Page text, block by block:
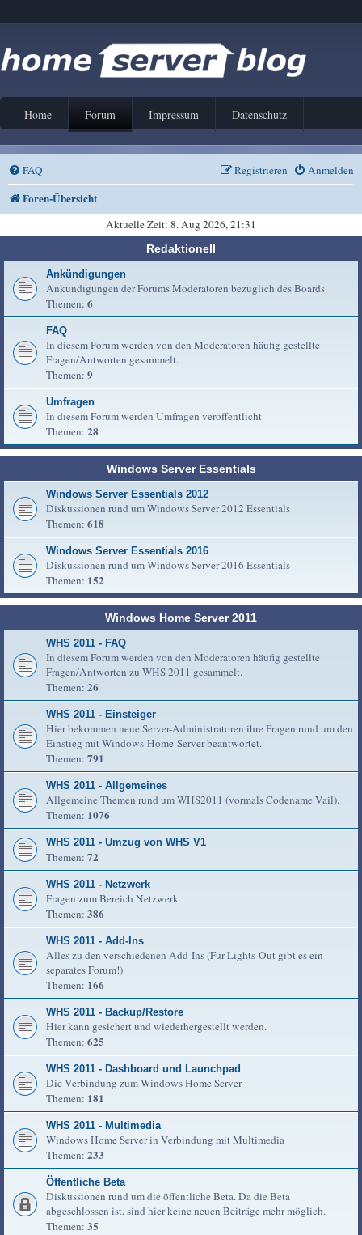
Home Forum Impressum Datenschutz
FAQ Anmelden
Registrieren
Foren-Übersicht
Aktuelle Zeit: 8. Aug 2026, 21:31
Redaktionell
Ankündigungen
Ankündigungen der Forums Moderatoren bezüglich des Boards
Themen: 6
FAQ
In diesem Forum werden von den Moderatoren häufig gestellte
Fragen/Antworten gesammelt.
Themen: 9
Umfragen
In diesem Forum werden Umfragen veröffentlicht
Themen: 28
Windows Server Essentials
Windows Server Essentials 2012
Diskussionen rund um Windows Server 2012 Essentials
Themen: 618
Windows Server Essentials 2016
Diskussionen rund um Windows Server 2016 Essentials
Themen: 152
Windows Home Server 2011
WHS 2011 - FAQ
In diesem Forum werden von den Moderatoren häufig gestellte
Fragen/Antworten zu WHS 2011 gesammelt.
Themen: 26
WHS 2011 - Einsteiger
Hier bekommen neue Server-Administratoren ihre Fragen rund um den
Einstieg mit Windows-Home-Server beantwortet.
Themen: 791
WHS 2011 - Allgemeines
Allgemeine Themen rund um WHS2011 (vormals Codename Vail).
Themen: 1076
WHS 2011 - Umzug von WHS V1
Themen: 72
WHS 2011 - Netzwerk
Fragen zum Bereich Netzwerk
Themen: 386
WHS 2011 - Add-Ins
Alles zu den verschiedenen Add-Ins (Für Lights-Out gibt es ein
separates Forum!)
Themen: 166
WHS 2011 - Backup/Restore
Hier kann gesichert und wiederhergestellt werden.
Themen: 625
WHS 2011 - Dashboard und Launchpad
Die Verbindung zum Windows Home Server
Themen: 181
WHS 2011 - Multimedia
Windows Home Server in Verbindung mit Multimedia
Themen: 233
Öffentliche Beta
Diskussionen rund um die öffentliche Beta. Da die Beta
abgeschlossen ist, sind hier keine neuen Beiträge mehr möglich.
Themen: 35